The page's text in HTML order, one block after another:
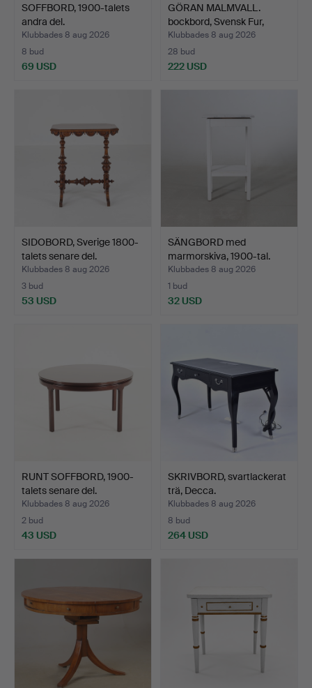
SOFFBORD, 1900-talets
andra del.
Klubbades 8 aug 2026
8 bud
69 USD
GÖRAN MALMVALL.
bockbord, Svensk Fur,
Sver…
Klubbades 8 aug 2026
28 bud
222 USD
SIDOBORD, Sverige 1800-
talets senare del.
Klubbades 8 aug 2026
3 bud
53 USD
SÄNGBORD med
marmorskiva, 1900-tal.
Klubbades 8 aug 2026
1 bud
32 USD
RUNT SOFFBORD, 1900-
talets senare del.
Klubbades 8 aug 2026
2 bud
43 USD
SKRIVBORD, svartlackerat
trä, Decca.
Klubbades 8 aug 2026
8 bud
264 USD